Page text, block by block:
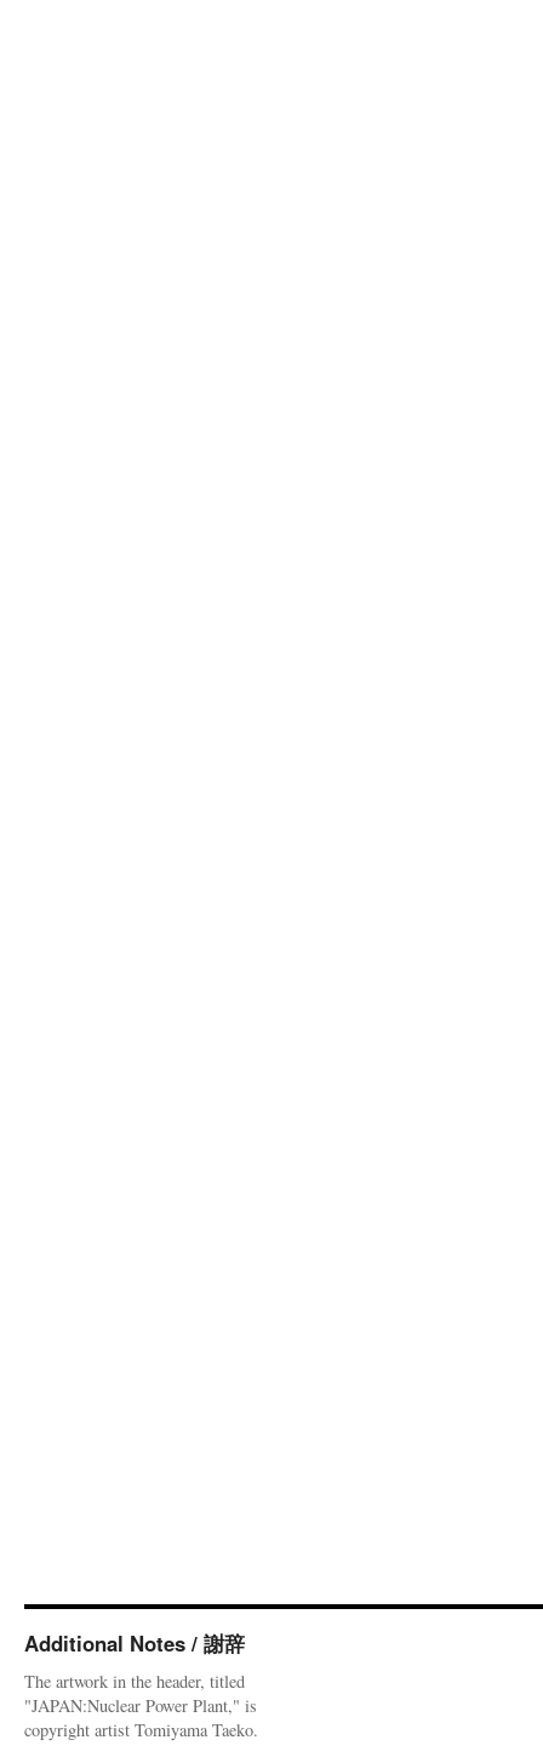
Additional Notes / 謝辞
The artwork in the header, titled
"JAPAN:Nuclear Power Plant," is
copyright artist Tomiyama Taeko.